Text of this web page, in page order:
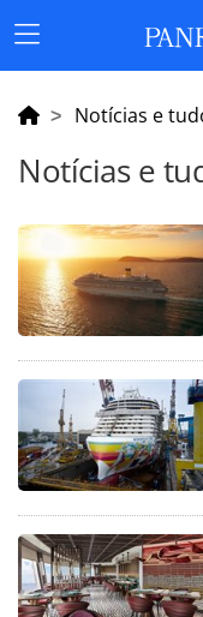
Menu
Principal
Notícias e
Notícias e